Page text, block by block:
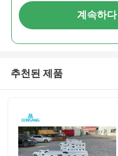
계속하다
추천된 제품